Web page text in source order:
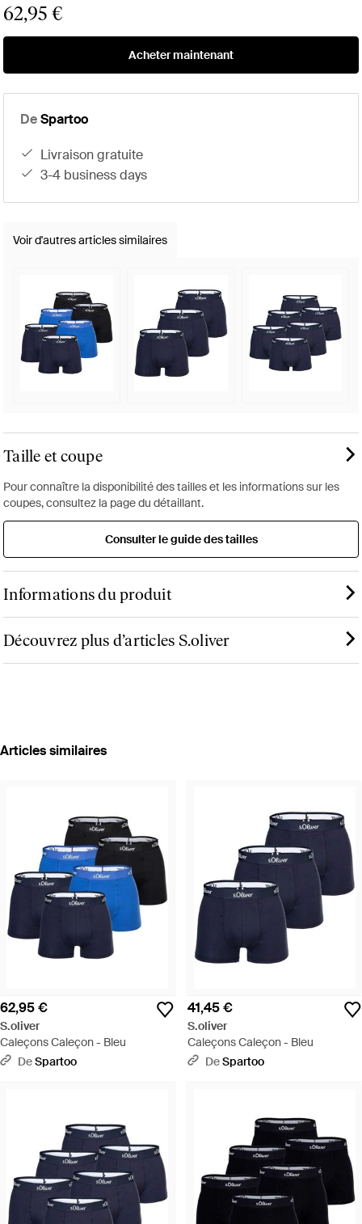
62,95 €
Acheter maintenant
DeSpartoo
livraison gratuite
3-4 business days
Voir d'autres articles similaires
Taille et coupe
Pour connaître la disponibilité des tailles et les informations sur les
coupes, consultez la page du détaillant.
Consulter le guide des tailles
Informations du produit
Découvrez plus d’articles S.oliver
Articles similaires
62,95 €
S.oliver
Caleçons Caleçon - Bleu
DeSpartoo
41,45 €
S.oliver
Caleçons Caleçon - Bleu
DeSpartoo